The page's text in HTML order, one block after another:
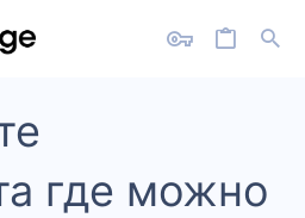
где можно